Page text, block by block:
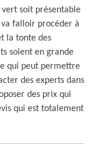
vert soit présentable
falloir procéder à
la tonte des
soient en grande
qui peut permettre
des experts dans
des prix qui
qui est totalement